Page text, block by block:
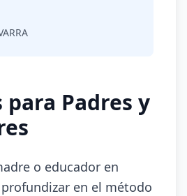
para Padres y
o educador en
en el método